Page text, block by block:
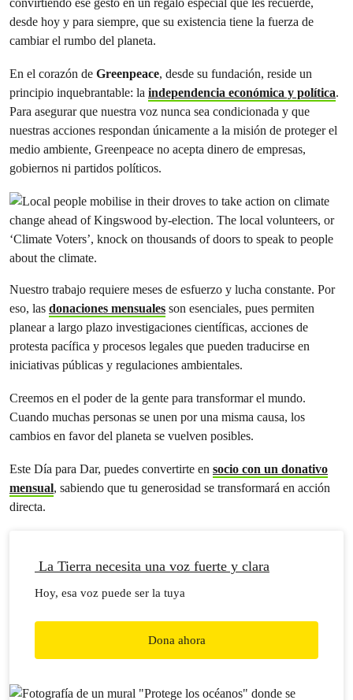
desde hoy y para siempre, que su existencia tiene la fuerza de
cambiar el rumbo del planeta.
En el corazón de Greenpeace, desde su fundación, reside un
principio inquebrantable: la independencia económica y política.
Para asegurar que nuestra voz nunca sea condicionada y que
nuestras acciones respondan únicamente a la misión de proteger el
medio ambiente, Greenpeace no acepta dinero de empresas,
gobiernos ni partidos políticos.
Nuestro trabajo requiere meses de esfuerzo y lucha constante. Por
eso, las donaciones mensuales son esenciales, pues permiten
planear a largo plazo investigaciones científicas, acciones de
protesta pacífica y procesos legales que pueden traducirse en
iniciativas públicas y regulaciones ambientales.
Creemos en el poder de la gente para transformar el mundo.
Cuando muchas personas se unen por una misma causa, los
cambios en favor del planeta se vuelven posibles.
Este Día para Dar, puedes convertirte en socio con un donativo
mensual, sabiendo que tu generosidad se transformará en acción
directa.
La Tierra necesita una voz fuerte y clara
Hoy, esa voz puede ser la tuya
Dona ahora